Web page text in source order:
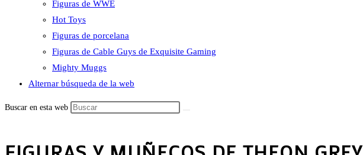
Figuras de WWE
Hot Toys
Figuras de porcelana
Figuras de Cable Guys de Exquisite Gaming
Mighty Muggs
Alternar búsqueda de la web
Buscar en esta web